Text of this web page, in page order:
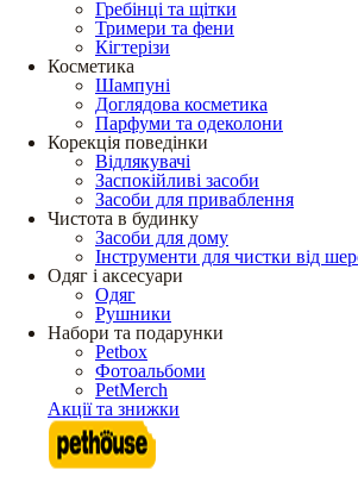
Гребінці та щітки
Тримери та фени
Кігтерізи
Косметика
Шампуні
Доглядова косметика
Парфуми та одеколони
Корекція поведінки
Відлякувачі
Заспокійливі засоби
Засоби для приваблення
Чистота в будинку
Засоби для дому
Інструменти для чистки від
Одяг і аксесуари
Одяг
Рушники
Набори та подарунки
Petbox
Фотоальбоми
PetMerch
Акції та знижки